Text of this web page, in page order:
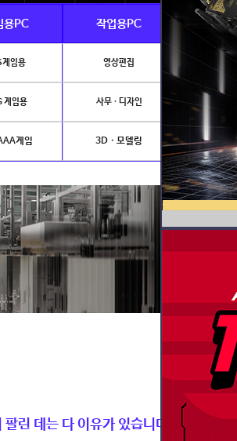
용PC 작업용PC Ai · 전
게임용 영상편집
게임용 사무 · 디자인
게임 3D · 모델링 NVIDIA
팔린 데는 다 이유가 있습니다.